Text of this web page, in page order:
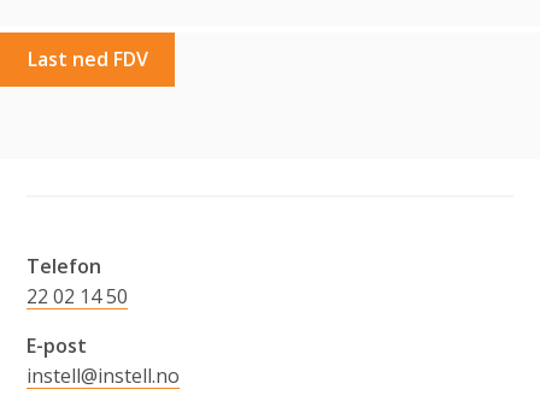
Last ned FDV
Telefon
22 02 14 50
E-post
instell@instell.no